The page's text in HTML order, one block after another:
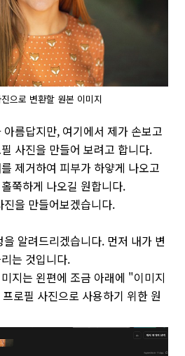
으로 변환할 원본 이미지
름답지만, 여기에서 제가 손보고
사진을 만들어 보려고 합니다.
제거하여 피부가 하얗게 나오고
쭉하게 나오길 원합니다.
을 만들어보겠습니다.
알려드리겠습니다. 먼저 내가 변
는 것입니다.
지는 왼편에 조금 아래에 "이미지
로필 사진으로 사용하기 위한 원